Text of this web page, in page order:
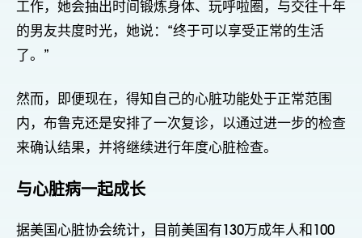
工作，她会抽出时间锻炼身体、玩呼啦圈，与交往十年
的男友共度时光，她说：“终于可以享受正常的生活
了。”
然而，即便现在，得知自己的心脏功能处于正常范围
内，布鲁克还是安排了一次复诊，以通过进一步的检查
来确认结果，并将继续进行年度心脏检查。
与心脏病一起成长
据美国心脏协会统计，目前美国有130万成年人和100